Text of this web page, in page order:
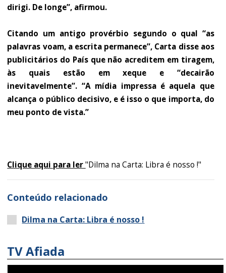
dirigi. De longe”, afirmou.
Citando um antigo provérbio segundo o qual “as
palavras voam, a escrita permanece”, Carta disse aos
publicitários do País que não acreditem em tiragem,
às quais estão em xeque e “decairão
inevitavelmente”. “A mídia impressa é aquela que
alcança o público decisivo, e é isso o que importa, do
meu ponto de vista.”
Clique aqui para ler"Dilma na Carta: Libra é nosso !"
Conteúdo relacionado
Dilma na Carta: Libra é nosso !
TV Afiada